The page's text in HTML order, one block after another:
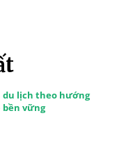
lịch theo hướng
bền vững